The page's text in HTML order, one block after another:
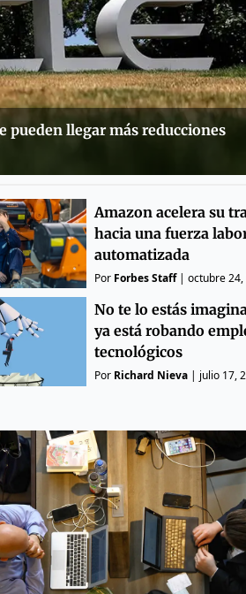
pueden llegar más reducciones
Amazon acelera su
hacia una fuerza
automatizada
Por Forbes Staff| octubre 24,
No te lo estás
ya está robando
tecnológicos
Por Richard Nieva| julio 17,